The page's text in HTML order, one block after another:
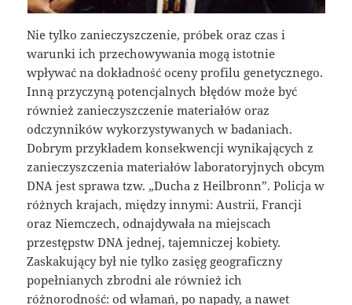
Nie tylko zanieczyszczenie, próbek oraz czas i
warunki ich przechowywania mogą istotnie
wpływać na dokładność oceny profilu genetycznego.
Inną przyczyną potencjalnych błędów może być
również zanieczyszczenie materiałów oraz
odczynników wykorzystywanych w badaniach.
Dobrym przykładem konsekwencji wynikających z
zanieczyszczenia materiałów laboratoryjnych obcym
DNA jest sprawa tzw. „Ducha z Heilbronn”. Policja w
różnych krajach, między innymi: Austrii, Francji
oraz Niemczech, odnajdywała na miejscach
przestępstw DNA jednej, tajemniczej kobiety.
Zaskakujący był nie tylko zasięg geograficzny
popełnianych zbrodni ale również ich
różnorodność: od włamań, po napady, a nawet